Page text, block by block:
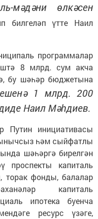
мәдәни өлкәсен
билгеләп үтте Наил
программалар
8 млрд. сум акча
бу шәһәр бюджетына
1 млрд. 200
Наил Мәһдиев.
Путин инициативасы
һәм сыйфатлы
шәһәргә бирелгән
капиталь
торак фонды, балалар
капиталь
ипотека буенча
ресурс үзәге,